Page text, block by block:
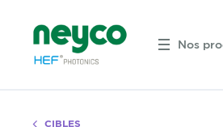
Nos
CIBLES